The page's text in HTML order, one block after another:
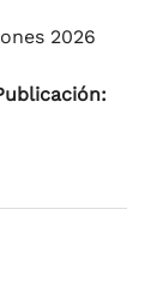
2026